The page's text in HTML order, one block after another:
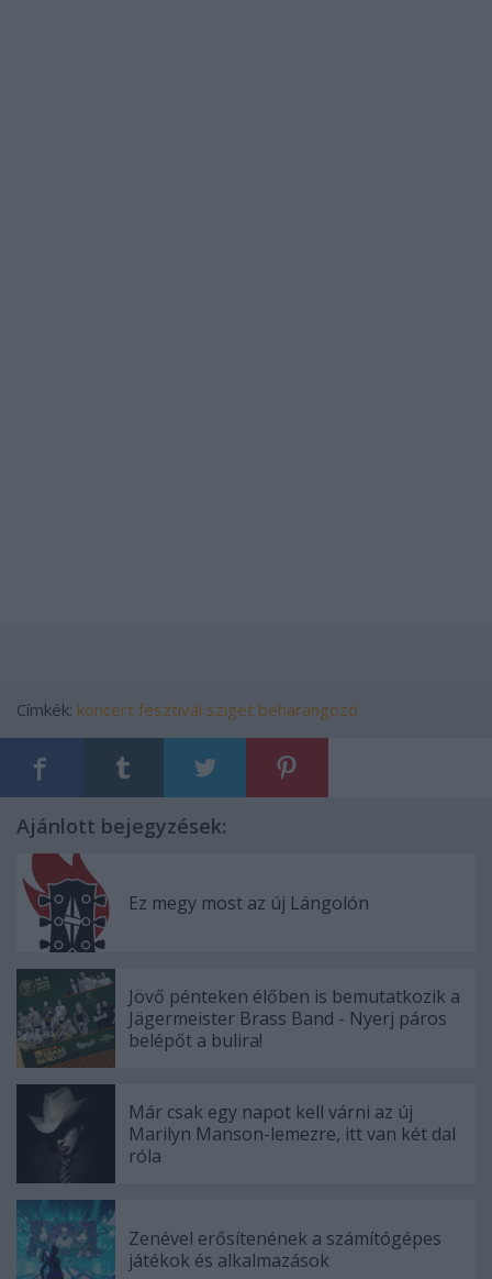
Címkék: koncert fesztivál sziget beharangozó
Ajánlott bejegyzések:
Ez megy most az új Lángolón
Jövő pénteken élőben is bemutatkozik a
Jägermeister Brass Band - Nyerj páros
belépőt a bulira!
Már csak egy napot kell várni az új
Marilyn Manson-lemezre, itt van két dal
róla
Zenével erősítenének a számítógépes
játékok és alkalmazások